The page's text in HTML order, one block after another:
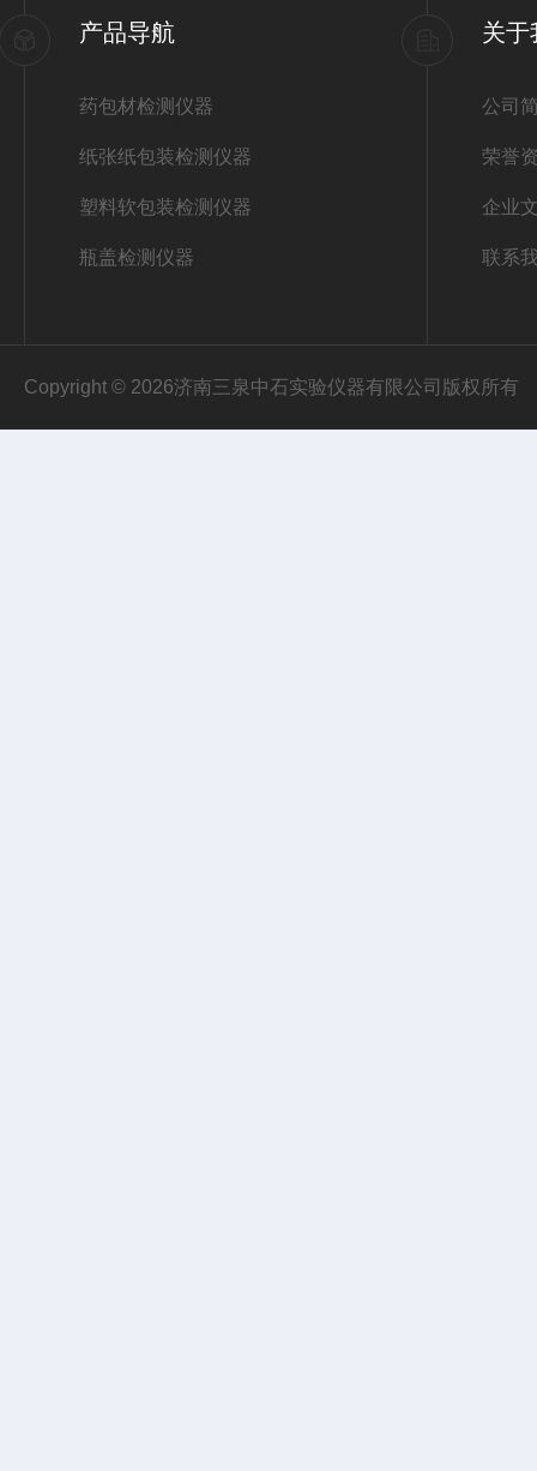
产品导航
药包材检测仪器
纸张纸包装检测仪器
塑料软包装检测仪器
瓶盖检测仪器
关于
公司
荣誉
企业
联系
Copyright © 2026济南三泉中石实验仪器有限公司版权所有